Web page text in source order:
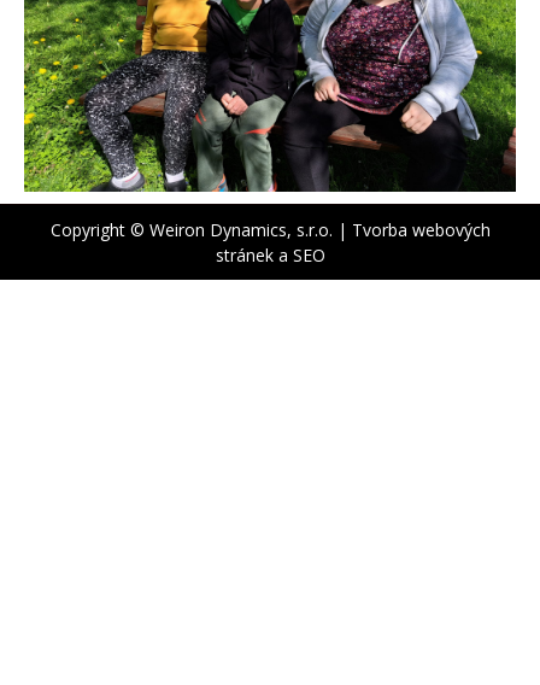
Copyright © Weiron Dynamics, s.r.o. | Tvorba webových
stráneka SEO